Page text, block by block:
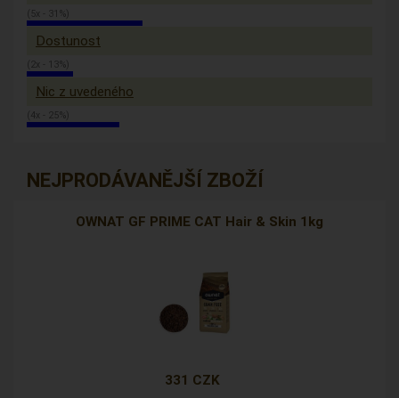
(5x - 31%)
Dostunost
(2x - 13%)
Nic z uvedeného
(4x - 25%)
NEJPRODÁVANĚJŠÍ ZBOŽÍ
OWNAT GF PRIME CAT Hair & Skin 1kg
331 CZK